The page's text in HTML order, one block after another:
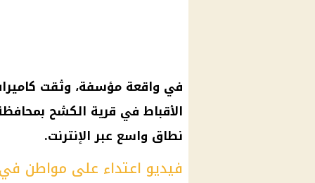
في واقعة مؤسفة، وثقت
الأقباط في قرية الكشح
نطاق واسع عبر الإنترنت.
فيديو اعتداء على مواطن